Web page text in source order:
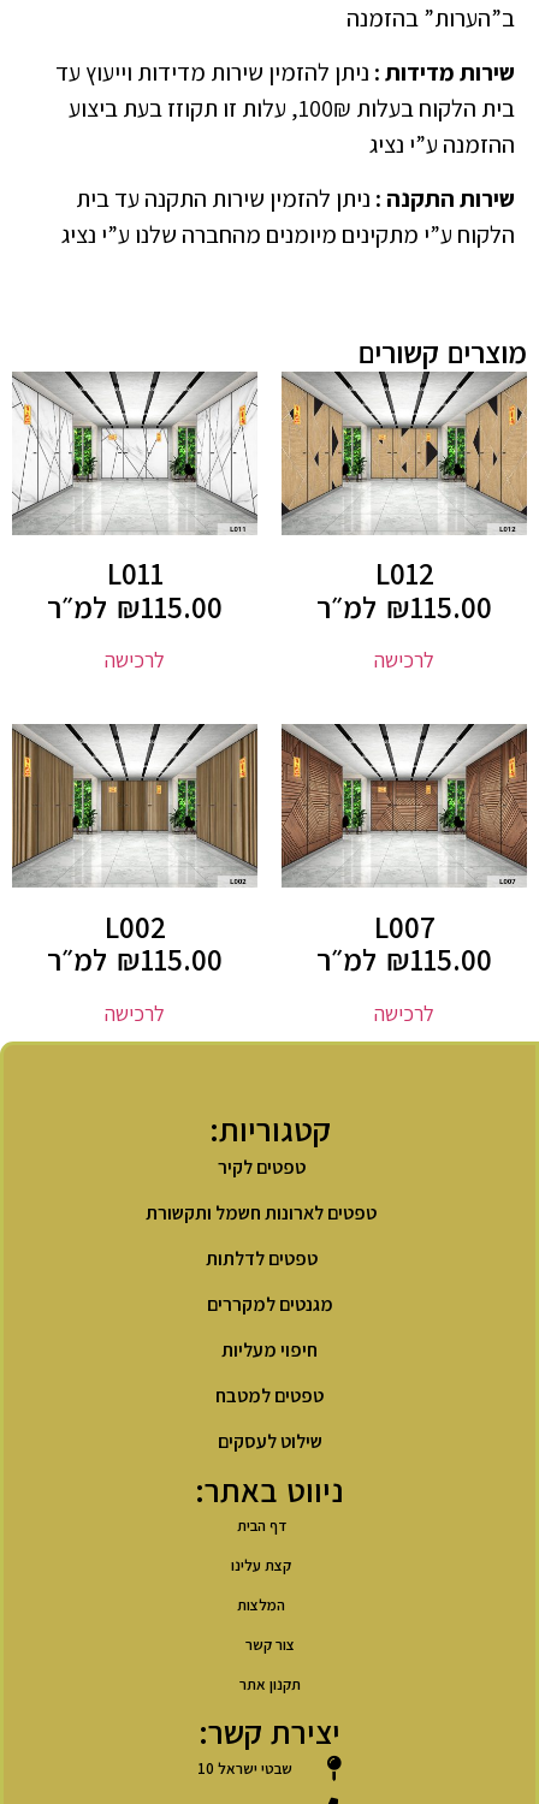
ב”הערות” בהזמנה
שירות מדידות: ניתן להזמין שירות מדידות וייעוץ עד
בית הלקוח בעלות 100₪, עלות זו תקוזז בעת ביצוע
ההזמנה ע”י נציג
שירות התקנה : ניתן להזמין שירות התקנה עד בית
הלקוח ע”י מתקינים מיומנים מהחברה שלנו ע”י נציג
מוצרים קשורים
L012
₪115.00 למ״ר
לרכישה
L011
₪115.00 למ״ר
לרכישה
L007
₪115.00 למ״ר
לרכישה
L002
₪115.00 למ״ר
לרכישה
קטגוריות:
טפטים לקיר
טפטים לארונות חשמל ותקשורת
טפטים לדלתות
מגנטים למקררים
חיפוי מעליות
טפטים למטבח
שילוט לעסקים
ניווט באתר:
דף הבית
קצת עלינו
המלצות
צור קשר
תקנון אתר
יצירת קשר:
שבטי ישראל 10